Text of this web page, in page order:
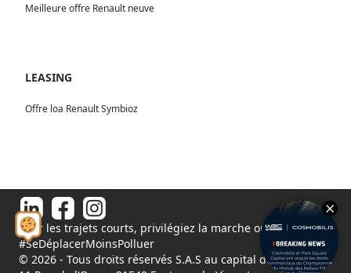
Meilleure offre Renault neuve
LEASING
Offre loa Renault Symbioz
Pour les trajets courts, privilégiez la marche ou le vélo.
#SeDéplacerMoinsPolluer
© 2026 - Tous droits réservés S.A.S au capital de 1 000 000€